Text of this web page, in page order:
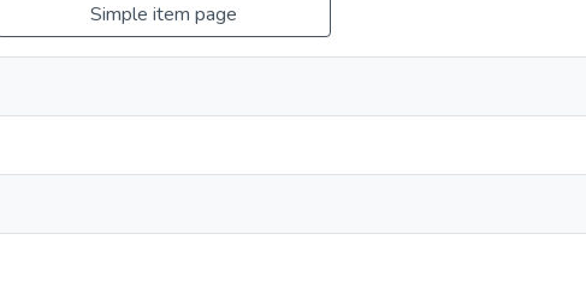
Simple item page